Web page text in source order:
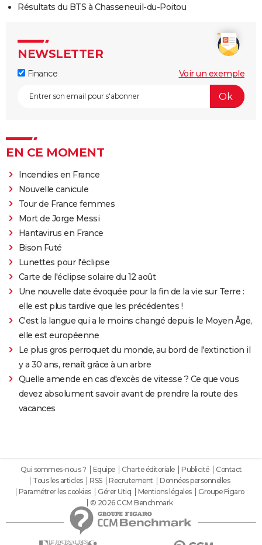
Résultats du BTS à Chasseneuil-du-Poitou
NEWSLETTER
Finance Voir un exemple
EN CE MOMENT
Incendies en France
Nouvelle canicule
Tour de France femmes
Mort de Jorge Messi
Hantavirus en France
Bison Futé
Lunettes pour l'éclipse
Carte de l'éclipse solaire du 12 août
Une nouvelle date évoquée pour la fin de la vie sur Terre :
elle est plus tardive que les précédentes !
C'est la langue qui a le moins changé depuis le Moyen Âge,
elle est européenne
Le plus gros perroquet du monde, au bord de l'extinction il
y a 30 ans, renaît grâce à un arbre
Quelle amende en cas d'excès de vitesse ? Ce que vous
devez absolument savoir avant de prendre la route des
vacances
Qui sommes-nous ? Equipe Charte éditoriale Publicité
Contact
Tous les articles
RSS Recrutement
Données personnelles
Paramétrer les cookies
Gérer Utiq Mentions légales
Groupe Figaro
© 2026 CCM Benchmark